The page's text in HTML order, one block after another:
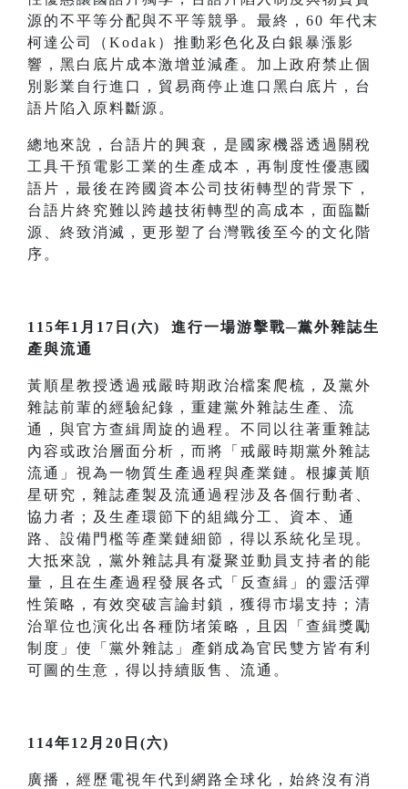
源的不平等分配與不平等競爭。最終，60 年代末
柯達公司（Kodak）推動彩色化及白銀暴漲影
響，黑白底片成本激增並減產。加上政府禁止個
別影業自行進口，貿易商停止進口黑白底片，台
語片陷入原料斷源。
總地來說，台語片的興衰，是國家機器透過關稅
工具干預電影工業的生產成本，再制度性優惠國
語片，最後在跨國資本公司技術轉型的背景下，
台語片終究難以跨越技術轉型的高成本，面臨斷
源、終致消滅，更形塑了台灣戰後至今的文化階
序。
115年1月17日(六) 進行一場游擊戰─黨外雜誌生
產與流通
黃順星教授透過戒嚴時期政治檔案爬梳，及黨外
雜誌前輩的經驗紀錄，重建黨外雜誌生產、流
通，與官方查緝周旋的過程。不同以往著重雜誌
內容或政治層面分析，而將「戒嚴時期黨外雜誌
流通」視為一物質生產過程與產業鏈。根據黃順
星研究，雜誌產製及流通過程涉及各個行動者、
協力者；及生產環節下的組織分工、資本、通
路、設備門檻等產業鏈細節，得以系統化呈現。
大抵來說，黨外雜誌具有凝聚並動員支持者的能
量，且在生產過程發展各式「反查緝」的靈活彈
性策略，有效突破言論封鎖，獲得市場支持；清
治單位也演化出各種防堵策略，且因「查緝獎勵
制度」使「黨外雜誌」產銷成為官民雙方皆有利
可圖的生意，得以持續販售、流通。
114年12月20日(六)
廣播，經歷電視年代到網路全球化，始終沒有消